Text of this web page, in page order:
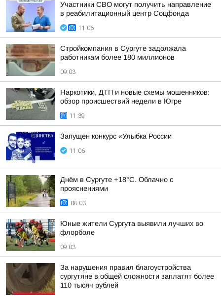
Участники СВО могут получить направление
в реабилитационный центр Соцфонда
11:06
Стройкомпания в Сургуте задолжала
работникам более 180 миллионов
09:03
Наркотики, ДТП и новые схемы мошенников:
обзор происшествий недели в Югре
11:39
Запущен конкурс «Улыбка России
11:06
Днём в Сургуте +18°С. Облачно с
прояснениями
08:03
Юные жители Сургута выявили лучших во
флорболе
09:03
За нарушения правил благоустройства
сургутяне в общей сложности заплатят более
110 тысяч рублей